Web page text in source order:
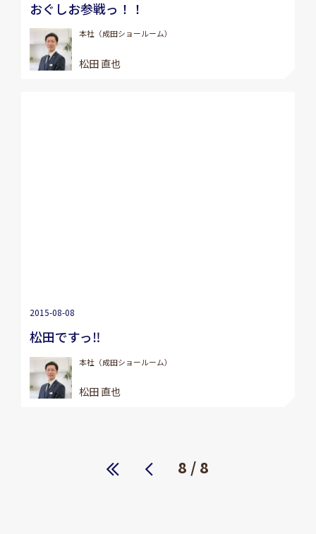
おぐしお参戦っ！！
本社（成田ショールーム）
松田 直也
2015-08-08
松田ですっ‼
本社（成田ショールーム）
松田 直也
8 / 8
« 先
前へ